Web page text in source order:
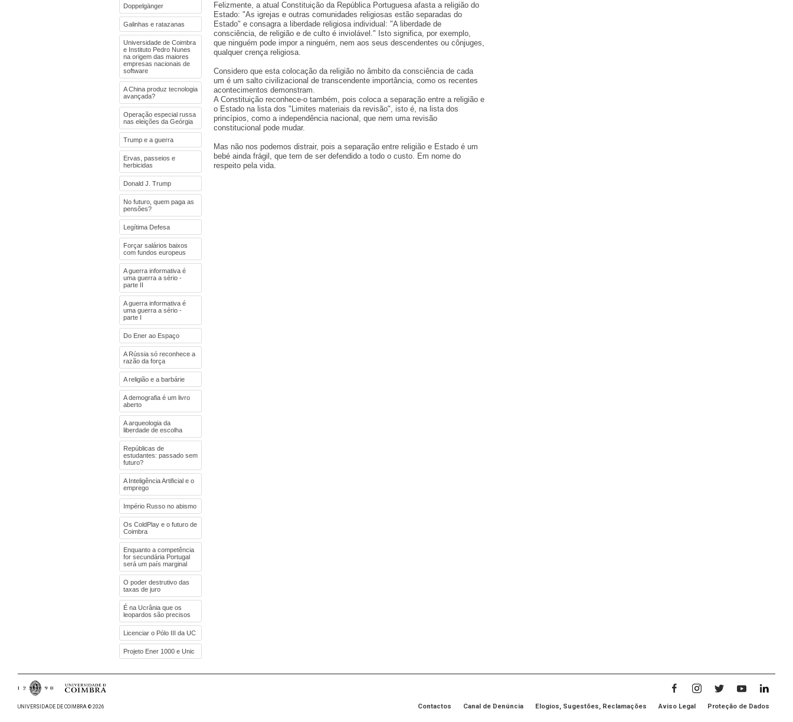
Doppelgänger
Galinhas e ratazanas
Universidade de Coimbra
e Instituto Pedro Nunes
na origem das maiores
empresas nacionais de
software
A China produz tecnologia
avançada?
Operação especial russa
nas eleições da Geórgia
Trump e a guerra
Ervas, passeios e
herbicidas
Donald J. Trump
No futuro, quem paga as
pensões?
Legítima Defesa
Forçar salários baixos
com fundos europeus
A guerra informativa é
uma guerra a sério -
parte II
A guerra informativa é
uma guerra a sério -
parte I
Do Ener ao Espaço
A Rússia só reconhece a
razão da força
A religião e a barbárie
A demografia é um livro
aberto
A arqueologia da
liberdade de escolha
Repúblicas de
estudantes: passado sem
futuro?
A Inteligência Artificial e o
emprego
Império Russo no abismo
Os ColdPlay e o futuro de
Coimbra
Enquanto a competência
for secundária Portugal
será um país marginal
O poder destrutivo das
taxas de juro
É na Ucrânia que os
leopardos são precisos
Licenciar o Pólo III da UC
Projeto Ener 1000 e Unic
Felizmente, a atual Constituição da República Portuguesa afasta a religião do
Estado: "As igrejas e outras comunidades religiosas estão separadas do
Estado" e consagra a liberdade religiosa individual: "A liberdade de
consciência, de religião e de culto é inviolável." Isto significa, por exemplo,
que ninguém pode impor a ninguém, nem aos seus descendentes ou cônjuges,
qualquer crença religiosa.
Considero que esta colocação da religião no âmbito da consciência de cada
um é um salto civilizacional de transcendente importância, como os recentes
acontecimentos demonstram.
A Constituição reconhece-o também, pois coloca a separação entre a religião e
o Estado na lista dos "Limites materiais da revisão", isto é, na lista dos
princípios, como a independência nacional, que nem uma revisão
constitucional pode mudar.
Mas não nos podemos distrair, pois a separação entre religião e Estado é um
bebé ainda frágil, que tem de ser defendido a todo o custo. Em nome do
respeito pela vida.
UNIVERSIDADE DE COIMBRA © 2026 Contactos Canal de Denúncia Elogios, Sugestões, Reclamações Aviso Legal Proteção de Dados